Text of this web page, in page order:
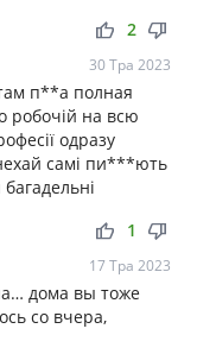
thumb_up thumb_down
2
30 Тра 2023
п**а полная
робочій на всю
одразу
самі пи***ють
thumb_up thumb_down
1
17 Тра 2023
дома вы тоже
со вчера,